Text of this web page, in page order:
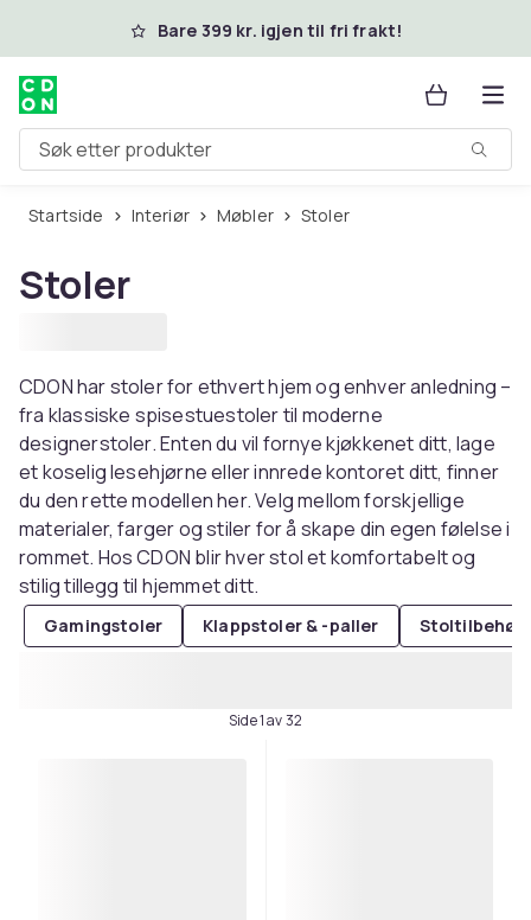
Hopp til hovedinnholdBare 399 kr. igjen til fri frakt!
Søk etter produkter
Startside Interiør Møbler Stoler
Stoler
CDON har stoler for ethvert hjem og enhver anledning –
fra klassiske spisestuestoler til moderne
designerstoler. Enten du vil fornye kjøkkenet ditt, lage
et koselig lesehjørne eller innrede kontoret ditt, finner
du den rette modellen her. Velg mellom forskjellige
materialer, farger og stiler for å skape din egen følelse i
rommet. Hos CDON blir hver stol et komfortabelt og
stilig tillegg til hjemmet ditt.
Gamingstoler Klappstoler & -paller Stoltilbehør
Side 1 av 32